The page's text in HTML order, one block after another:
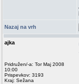
Nazaj na vrh
ajka
Pridružen/-a: Tor Maj 2008
10:00
Prispevkov: 3193
Kraj: Sežana